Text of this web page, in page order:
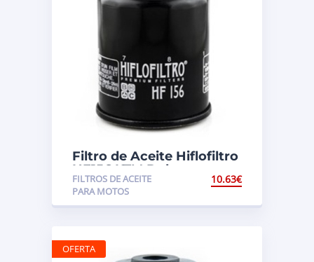
Filtro de Aceite Hiflofiltro
HF156 KTM Duke
FILTROS DE ACEITE
PARA MOTOS
10.63€
OFERTA